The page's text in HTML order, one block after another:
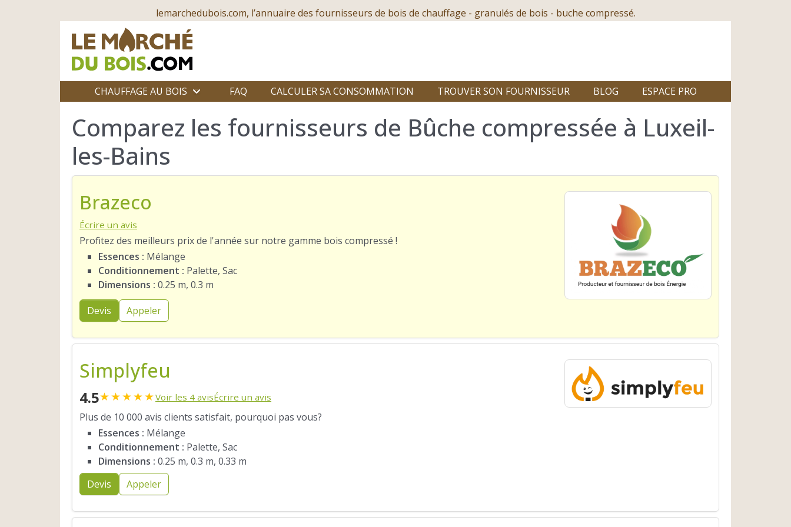
lemarchedubois.com, l’annuaire des fournisseurs de bois de chauffage - granulés de bois - buche compressé.
CHAUFFAGE AU BOIS FAQ CALCULER SA CONSOMMATION TROUVER SON FOURNISSEUR BLOG ESPACE PRO
Comparez les fournisseurs de Bûche compressée à Luxeil-
les-Bains
Brazeco
Écrire un avis
Profitez des meilleurs prix de l'année sur notre gamme bois compressé !
Essences : Mélange
Conditionnement : Palette, Sac
Dimensions : 0.25 m, 0.3 m
Devis
Appeler
Simplyfeu
4.5★★★★★Voir les 4 avisÉcrire un avis
Plus de 10 000 avis clients satisfait, pourquoi pas vous?
Essences : Mélange
Conditionnement : Palette, Sac
Dimensions : 0.25 m, 0.3 m, 0.33 m
Devis
Appeler